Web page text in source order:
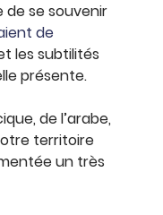
de se souvenir
de
les subtilités
présente.
de l’arabe,
territoire
un très